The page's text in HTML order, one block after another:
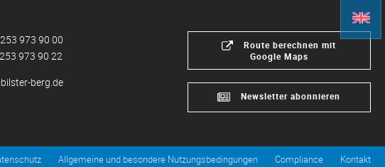
973 90 00
973 90 22
berg.de
Route berechnen mit
Google Maps
Newsletter abonnieren
Allgemeine und besondere Nutzungsbedingungen Compliance Kontakt